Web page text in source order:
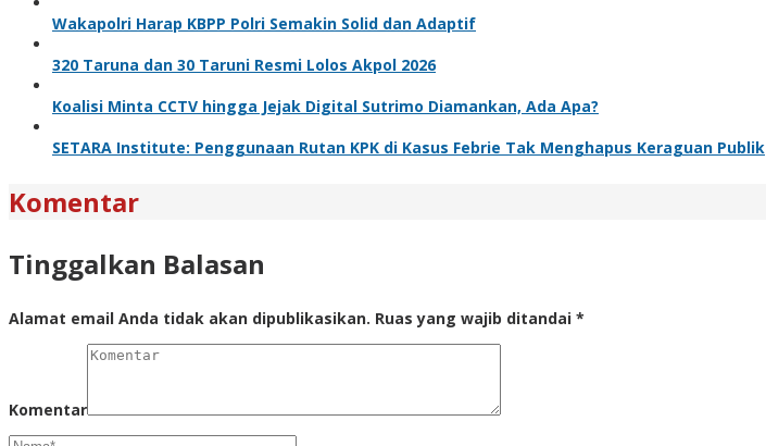
Wakapolri Harap KBPP Polri Semakin Solid dan Adaptif
320 Taruna dan 30 Taruni Resmi Lolos Akpol 2026
Koalisi Minta CCTV hingga Jejak Digital Sutrimo Diamankan, Ada Apa?
SETARA Institute: Penggunaan Rutan KPK di Kasus Febrie Tak Menghapus Keraguan Publik
Komentar
Tinggalkan Balasan
Alamat email Anda tidak akan dipublikasikan. Ruas yang wajib ditandai *
Komentar